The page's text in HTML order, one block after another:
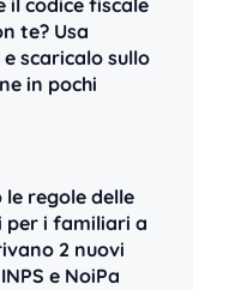
il codice fiscale
te? Usa
e scaricalo sullo
in pochi
le regole delle
per i familiari a
2 nuovi
e NoiPa